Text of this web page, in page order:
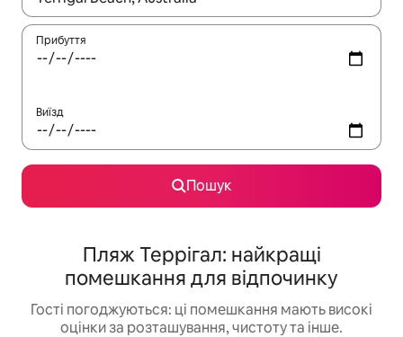
Прибуття
Виїзд
Пошук
Пляж Террігал: найкращі
помешкання для відпочинку
Гості погоджуються: ці помешкання мають високі
оцінки за розташування, чистоту та інше.